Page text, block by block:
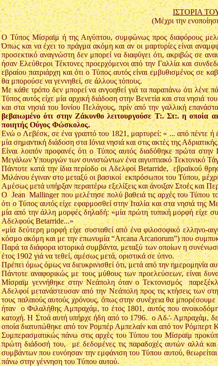
ΙΣΤΟΡΙΑ
(Μέχρι την
Ο Τύπος Μίσραϊμ ή της Αιγύπτου, συμφώνως προς διαφόρους
Όπως και να έχει το πράγμα ακόμη και αν οι μαρτυρίες είναι
προσεκτικό αναγνώστη δεν μπορεί να διαφύγει ότι, ακριβώς σε
ήσαν Ελεύθεροι Τέκτονες προερχόμενοι από την Γαλλία και
εβραίου πατριάρχη και ότι ο Τύπος αυτός είναι εμβυθισμένος σε
θα μπορούσε να γεννηθεί, σε άλλους τόπους.
Με κάθε τρόπο δεν μπορεί να ανγοηθεί γιά τα παραπάνω ότι λένε
Τύπος αυτός είχε μία αρχική διάδοση στην Βενετία και στα νησιά
και στα νησιά του Ιονίου Πελάγους, πρίν από την γαλλική
βεβαιωμένο ότι στην Ζάκυνθο λειτουργούσε Τ:. Στ:. η οποία
ποιητής Ούγος Φώσκολος.
Ενώ ο Λεβέσκ, σε ένα γραπτό του 1821, μαρτυρεί: « ... από πέντε ή
μία σημαντική διάδοση στα Ιόνια νησιά και στις ακτές της
Είναι λοιπόν προφανές ότι ο Τύπος αυτός διαδόθηκε πρώτα
Μεγάλων Υπουργών των συνιστώντων ένα αιγυπτιακό Τεκτονικό
Πάντοτε κατά την ίδια περίοδο οι Αδελφοί Betarride, εβραϊκού
Μιλάνου έγιναν στο μεταξύ οι βασικοί εκπρόσωποι του Τύπου,
Αμέσως μετά υπήρξαν περαιτέρω εξελίξεις και άνοιξαν Στοές και
Ο Jean Mallinger που μελέτησε πολύ βαθειά τις αρχές του Τύπου
ότι ο Τύπος αυτός είχε εφαρμοσθεί στην Ιταλία και στα νησιά της
μία από την άλλη μορφές δηλαδή: «μία πρώτη τυπική μορφή είχε
Αδελφούς Betarride...»
«μία δεύτερη μορφή είχε συσταθεί από ένα φιλοσοφικό ελληνο-
κόσμο ακόμη και με την επωνυμία “Arcana Arcanorum”) που
Παρά τα διάφορα ιστορικά συμβάντα, μεταξύ των οποίων η
έτος 1902 γιά να τεθεί, αμέσως μετά, οριστικά σε ύπνο.
Πρέπει όμως όμως να διευκρινισθεί ότι, μετά από την ημερομηνία
Πάντοτε αναφορικώς με τους μύθους των προελεύσεων, είναι
Μίσραϊμ γεννήθηκε στην Νεάπολη όταν ο Τεκτονισμός
Αδελφοί μετανάστευσαν από την Νεάπολη προς τις κτήσεις των
τους παλαιούς αυτούς χρόνους, όπως στην συνέχεια θα
ήταν ο Φιλαλήθης Αμπραχάμ, το έτος 1801, αυτός που
κατοχή. Η Στοά αυτή υπήρχε ήδη από το 1796. ο Αδ∴ Αμπραχάμ,
οποία διατυπώθηκε από τον Ρομπέρ Αμπελαίν και από τον Ρόμπερτ
Συμπερασματικώς πάνω στις αρχές του Τύπου του Μίσραϊμ
πρώτη διάδοσή του, με δεδομένες τις παραδοχές αυτών αλλά
συμβάντων που ευνόησαν την εμφάνιση του Τύπου αυτού, θεωρείται
πάνω στην γέννηση του Τύπου αυτού.